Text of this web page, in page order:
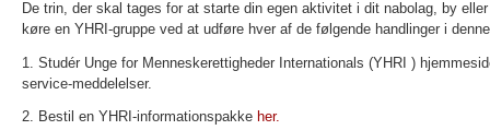
De trin, der skal tages for at starte din egen aktivitet i dit nabolag, by
køre en YHRI-gruppe ved at udføre hver af de følgende handlinger i
1. Studér Unge for Menneskerettigheder Internationals (YHRI )
service-meddelelser.
2. Bestil en YHRI-informationspakke her.